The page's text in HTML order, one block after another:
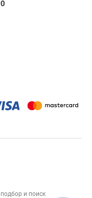
и поиск